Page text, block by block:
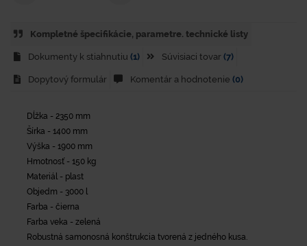
Kompletné špecifikácie, parametre. technické listy
Dokumenty k stiahnutiu (1) Súvisiaci tovar (7)
Dopytový formulár Komentár a hodnotenie (0)
Dĺžka - 2350 mm
Šírka - 1400 mm
Výška - 1900 mm
Hmotnosť - 150 kg
Materiál - plast
Objedm - 3000 l
Farba - čierna
Farba veka - zelená
Robustná samonosná konštrukcia tvorená z jedného kusa.